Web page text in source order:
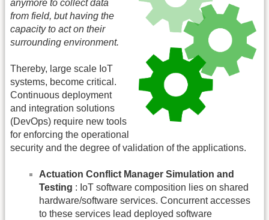
anymore to collect data
from field, but having the
capacity to act on their
surrounding environment.
Thereby, large scale IoT
systems, become critical.
Continuous deployment
and integration solutions
(DevOps) require new tools
for enforcing the operational
security and the degree of validation of the applications.
Actuation Conflict Manager Simulation and
Testing : IoT software composition lies on shared
hardware/software services. Concurrent accesses
to these services lead deployed software